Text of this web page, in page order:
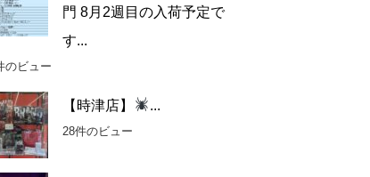
門 8月2週目の入荷予定で
す...
のビュー
【時津店】 ...
28件のビュー